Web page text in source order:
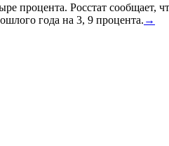
Росстат сообщает,
года на 3, 9 процента. →